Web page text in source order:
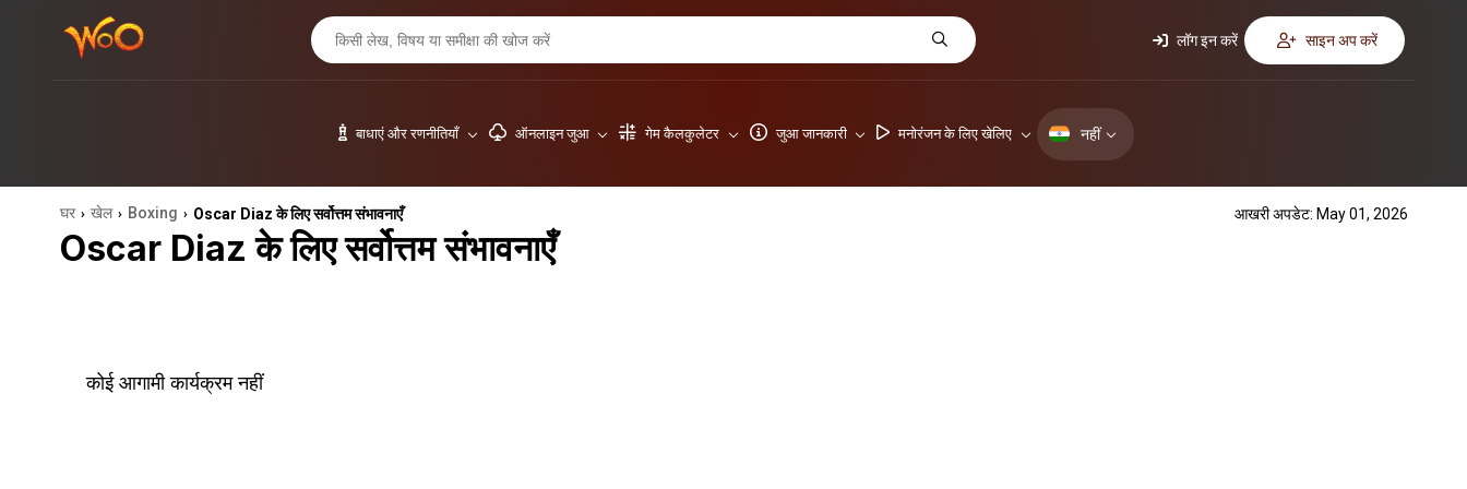
लॉग इन करें साइन अप करें
बाधाएं और रणनीतियाँ ऑनलाइन जुआ गेम कैलकुलेटर जुआ जानकारी मनोरंजन के लिए खेलिए नहीं
घर › खेल › Boxing › Oscar Diaz के लिए सर्वोत्तम संभावनाएँ आखरी अपडेट: May 01, 2026
Oscar Diaz के लिए सर्वोत्तम संभावनाएँ
कोई आगामी कार्यक्रम नहीं